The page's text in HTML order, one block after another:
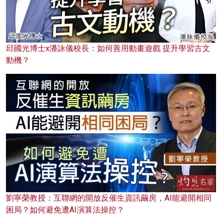
邱國光博士x潘詠儀校長：如何善用動畫遊戲 提升學習古文
動機？
劉寧榮教授：互聯網的開放反催生資訊繭房，AI能避開相同
困局？如何避免遭AI演算法操控？